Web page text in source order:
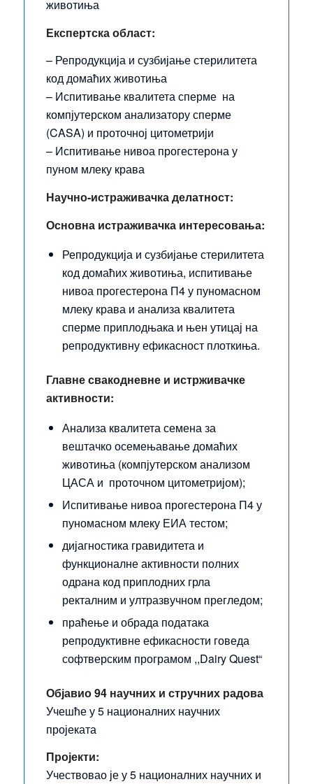
животиња
Експертска област:
– Репродукција и сузбијање стерилитета
код домаћих животиња
– Испитивање квалитета сперме на
компјутерском анализатору сперме
(CASA) и проточној цитометрији
– Испитивање нивоа прогестерона у
пуном млеку крава
Научно-истраживачка делатност:
Основна истраживачка интересовања:
Репродукција и сузбијање стерилитета
код домаћих животиња, испитивање
нивоа прогестерона П4 у пуномасном
млеку крава и анализа квалитета
сперме приплодњака и њен утицај на
репродуктивну ефикасност плоткиња.
Главне свакодневне и истрживачке
активности:
Анализа квалитета семена за
вештачко осемењавање домаћих
животиња (компјутерском анализом
ЦАСА и проточном цитометријом);
Испитивање нивоа прогестерона П4 у
пуномасном млеку ЕИА тестом;
дијагностика гравидитета и
функционалне активности полних
одрана код приплодних грла
ректалним и ултразвучном прегледом;
праћење и обрада података
репродуктивне ефикасности говеда
софтверским програмом ,,Dairy Quest“
Објавио 94 научних и стручних радова
Учешће у 5 националних научних
пројеката
Пројекти:
Учествовао је у 5 националних научних и